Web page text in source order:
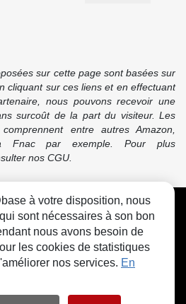
sur cette page sont basées sur
cliquant sur ces liens et en effectuant
nous pouvons recevoir une
surcoût de la part du visiteur. Les
comprennent entre autres Amazon,
Fnac par exemple. Pour plus
nos CGU.
Contact Cookies
à votre disposition, nous
sont nécessaires à son bon
nous avons besoin de
les cookies de statistiques
nos services. En